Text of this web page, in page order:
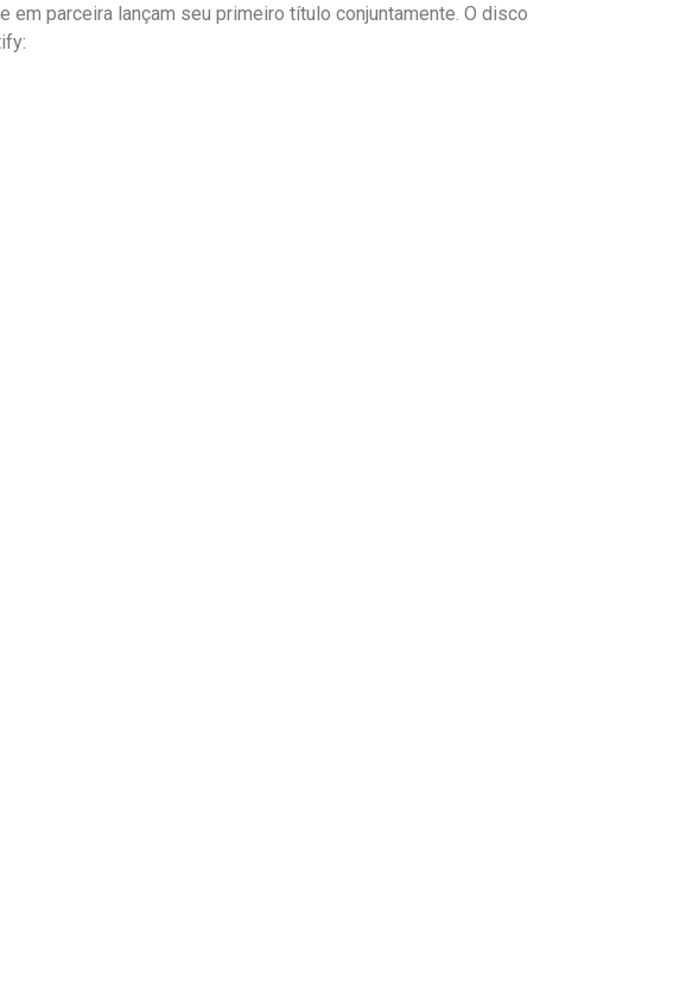
em parceira lançam seu primeiro título conjuntamente. O disco